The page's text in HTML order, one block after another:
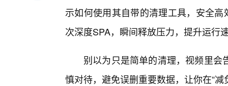
示如何使用其自带的清理工具，安全
次深度SPA，瞬间释放压力，提升运行
别以为只是简单的清理，视频里
慎对待，避免误删重要数据，让你在“减